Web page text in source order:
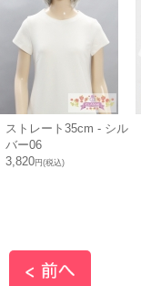
ストレート35cm - シル
バー06
3,820円(税込)